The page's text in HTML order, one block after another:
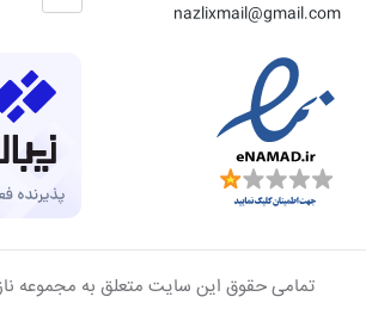
nazlixmail@gmail.com
تمامی حقوق این سایت متعلق به مجموعه